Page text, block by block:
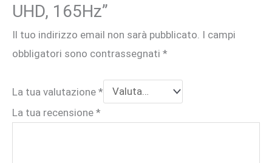
UHD, 165Hz”
Il tuo indirizzo email non sarà pubblicato. I campi
obbligatori sono contrassegnati *
La tua valutazione *
La tua recensione *